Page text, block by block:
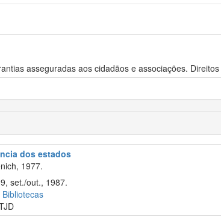
asseguradas aos cidadãos e associações.
dos estados
1977.
set./out., 1987.